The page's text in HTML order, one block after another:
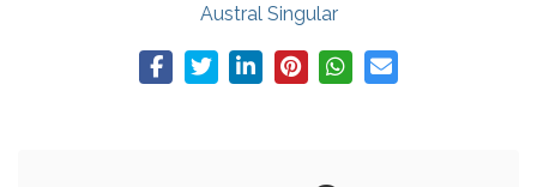
Austral Singular